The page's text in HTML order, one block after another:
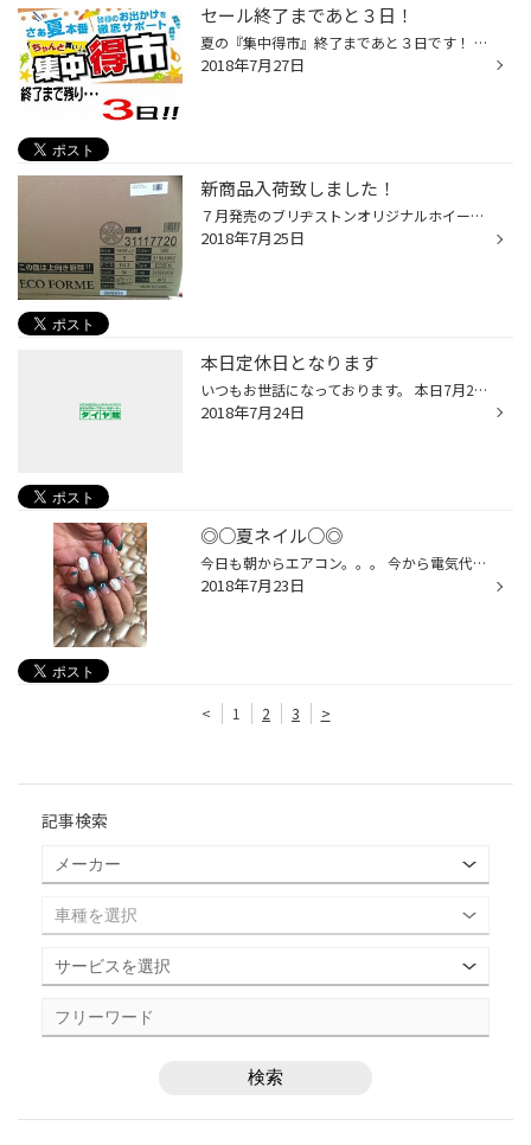
セール終了まであと３日！
夏の『集中得市』終了まであと３日です！ お出掛け前に交換予定の方、交換するかお悩みの方、このチャンスに是非！！
2018年7月27日
新商品入荷致しました！
７月発売のブリヂストンオリジナルホイール 『ECO FORME SE-18』が本日入荷致しました！！ 早速開封！ 今風のオシャレなデザインですね。 今回入荷したのは１サイズだけなので、これから少しずつサイズラインナップも増やしていきます。 お問い合わせお待ちしております！
2018年7月25日
本日定休日となります
いつもお世話になっております。 本日7月24日（火）は定休日となります。 ご迷惑をお掛けいたします。 尚、25日（水）は朝10：00～通常営業いたします。 よろしくお願い致します。
2018年7月24日
◎○夏ネイル○◎
今日も朝からエアコン。。。 今から電気代が恐ろしい。。。 そんな私は相変わらずＭＡＭＡ友ネイルを。。。 クリアブルーにホワイトのシェルを埋め込み ポイントでぷっくりの貝殻にパールを飾りました☆ 指先～夏～涼しげ～とよろこんでましたぁ（∞´∇｀）／
2018年7月23日
< 1 2 3 >
記事検索